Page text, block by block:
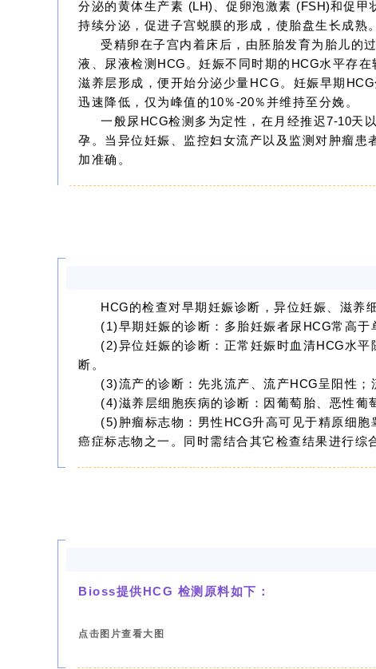
分泌的黄体生产素 (LH) 、促卵泡激素 (FSH)和促甲
持续分泌，促进子宫蜕膜的形成，使胎盘生长成熟。
受精卵在子宫内着床后，由胚胎发育为胎儿的
液、尿液检测 HCG 。妊娠不同时期的 HCG水平存在
滋养层形成，便开始分泌少量HCG。妊娠早期 HCG
迅速降低，仅为峰值的10％-20％并维持至分娩。
一般尿 HCG检测多为定性，在月经推迟7-10天
孕。当异位妊娠、监控妇女流产以及监测对肿瘤患
加准确。
HCG的检查对早期妊娠诊断，异位妊娠、滋养
(1)早期妊娠的诊断：多胎妊娠者尿 HCG常高于
(2)异位妊娠的诊断：正常妊娠时血清HCG水平
断。
(3)流产的诊断：先兆流产、 流产HCG呈阳性；
(4)滋养层细胞疾病的诊断：因葡萄胎、恶性
(5)肿瘤标志物：男性 HCG升高可见于精原细胞
癌症标志物之一。同时需结合其它检查结果进行综
Bioss提供HCG 检测原料如下：
点击图片查看大图